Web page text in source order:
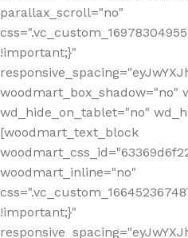
parallax_scroll="no"
!important;}"
woodmart_box_shadow="no"
wd_hide_on_tablet="no"
[woodmart_text_block
woodmart_inline="no"
!important;}"